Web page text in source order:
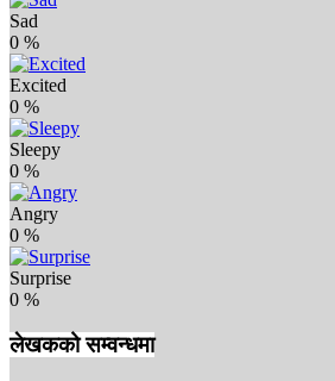
Sad
0 %
Excited
0 %
Sleepy
0 %
Angry
0 %
Surprise
0 %
लेखकको सम्वन्धमा